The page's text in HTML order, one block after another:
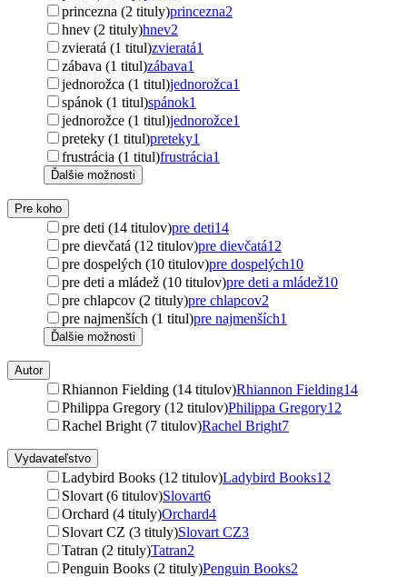
princezna (2 tituly)princezna2
hnev (2 tituly)hnev2
zvieratá (1 titul)zvieratá1
zábava (1 titul)zábava1
jednorožca (1 titul)jednorožca1
spánok (1 titul)spánok1
jednorožce (1 titul)jednorožce1
preteky (1 titul)preteky1
frustrácia (1 titul)frustrácia1
Ďalšie možnosti
Pre koho
pre deti (14 titulov)pre deti14
pre dievčatá (12 titulov)pre dievčatá12
pre dospelých (10 titulov)pre dospelých10
pre deti a mládež (10 titulov)pre deti a mládež10
pre chlapcov (2 tituly)pre chlapcov2
pre najmenších (1 titul)pre najmenších1
Ďalšie možnosti
Autor
Rhiannon Fielding (14 titulov)Rhiannon Fielding14
Philippa Gregory (12 titulov)Philippa Gregory12
Rachel Bright (7 titulov)Rachel Bright7
Vydavateľstvo
Ladybird Books (12 titulov)Ladybird Books12
Slovart (6 titulov)Slovart6
Orchard (4 tituly)Orchard4
Slovart CZ (3 tituly)Slovart CZ3
Tatran (2 tituly)Tatran2
Penguin Books (2 tituly)Penguin Books2